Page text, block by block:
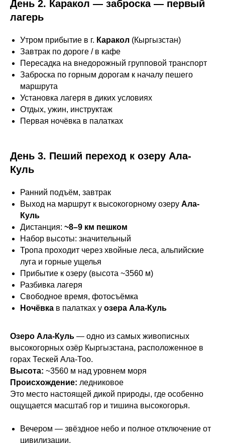
День 2. Каракол — заброска — первый
лагерь
Утром прибытие в г. Каракол (Кыргызстан)
Завтрак по дороге / в кафе
Пересадка на внедорожный групповой транспорт
Заброска по горным дорогам к началу пешего
маршрута
Установка лагеря в диких условиях
Отдых, ужин, инструктаж
Первая ночёвка в палатках
День 3. Пеший переход к озеру Ала-
Куль
Ранний подъём, завтрак
Выход на маршрут к высокогорному озеру Ала-
Куль
Дистанция: ~8–9 км пешком
Набор высоты: значительный
Тропа проходит через хвойные леса, альпийские
луга и горные ущелья
Прибытие к озеру (высота ~3560 м)
Разбивка лагеря
Свободное время, фотосъёмка
Ночёвка в палатках у озера Ала-Куль
Озеро Ала-Куль — одно из самых живописных
высокогорных озёр Кыргызстана, расположенное в
горах Тескей Ала-Тоо.
Высота: ~3560 м над уровнем моря
Происхождение: ледниковое
Это место настоящей дикой природы, где особенно
ощущается масштаб гор и тишина высокогорья.
Вечером — звёздное небо и полное отключение от
цивилизации.